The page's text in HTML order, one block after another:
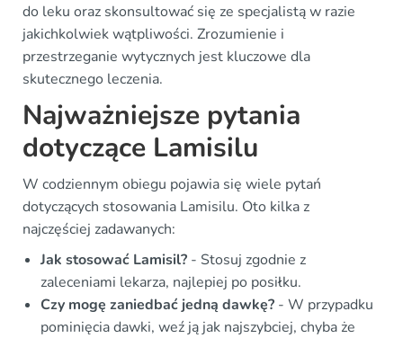
do leku oraz skonsultować się ze specjalistą w razie
jakichkolwiek wątpliwości. Zrozumienie i
przestrzeganie wytycznych jest kluczowe dla
skutecznego leczenia.
Najważniejsze pytania
dotyczące Lamisilu
W codziennym obiegu pojawia się wiele pytań
dotyczących stosowania Lamisilu. Oto kilka z
najczęściej zadawanych:
Jak stosować Lamisil? - Stosuj zgodnie z
zaleceniami lekarza, najlepiej po posiłku.
Czy mogę zaniedbać jedną dawkę? - W przypadku
pominięcia dawki, weź ją jak najszybciej, chyba że